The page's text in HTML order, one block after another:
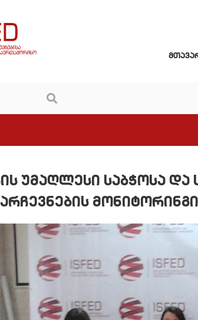
უმაღლესი საბჭოსა
მონიტორინგი